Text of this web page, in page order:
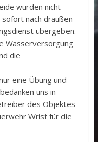
wurden nicht
nach draußen
übergeben.
Wasserversorgung
die
eine Übung und
uns in
des Objektes
Wrist für die